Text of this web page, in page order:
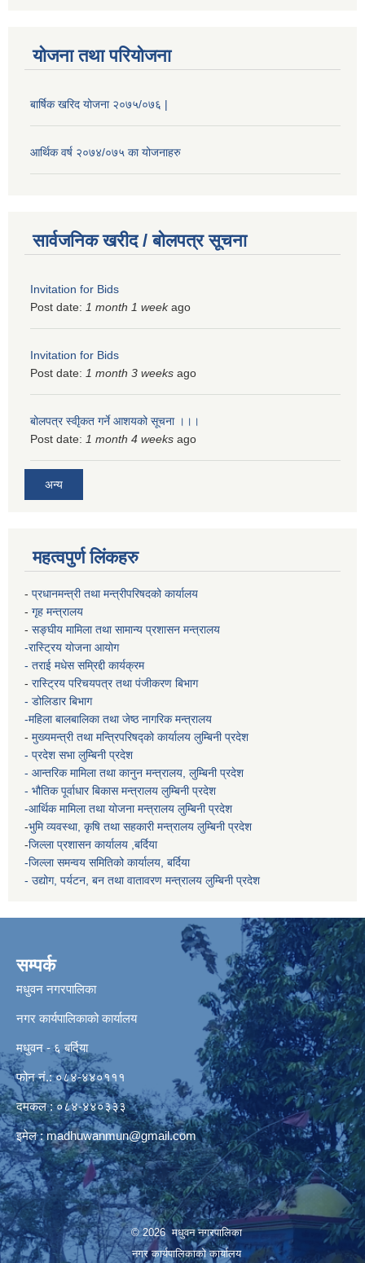
योजना तथा परियोजना
बार्षिक खरिद योजना २०७५/०७६ |
आर्थिक वर्ष २०७४/०७५ का योजनाहरु
सार्वजनिक खरीद / बोलपत्र सूचना
Invitation for Bids
Post date: 1 month 1 weekago
Invitation for Bids
Post date: 1 month 3 weeks ago
बोलपत्र स्वीृकत गर्ने आशयको सूचना ।।।
Post date: 1 month 4 weeks ago
अन्य
महत्वपुर्ण लिंकहरु
- प्रधानमन्त्री तथा मन्त्रीपरिषदको कार्यालय
- गृह मन्त्रालय
- सङ्घीय मामिला तथा सामान्य प्रशासन मन्त्रालय
-रास्ट्रिय योजना आयोग
- तराई मधेस सम्रिद्दी कार्यक्रम
- रास्ट्रिय परिचयपत्र तथा पंजीकरण बिभाग
- डोलिडार बिभाग
-महिला बालबालिका तथा जेष्ठ नागरिक मन्त्रालय
- मुख्यमन्त्री तथा मन्त्रिपरिषद्को कार्यालय लुम्बिनी प्रदेश
- प्रदेश सभा लुम्बिनी प्रदेश
- आन्तरिक मामिला तथा कानुन मन्त्रालय, लुम्बिनी प्रदेश
- भौतिक पूर्वाधार बिकास मन्त्रालय लुम्बिनी प्रदेश
-आर्थिक मामिला तथा योजना मन्त्रालय लुम्बिनी प्रदेश
-भुमि व्यवस्था, कृषि तथा सहकारी मन्त्रालय लुम्बिनी प्रदेश
-जिल्ला प्रशासन कार्यालय ,बर्दिया
-जिल्ला समन्वय समितिको कार्यालय, बर्दिया
- उद्योग, पर्यटन, बन तथा वातावरण मन्त्रालय लुम्बिनी प्रदेश
सम्पर्क
मधुवन नगरपालिका
नगर कार्यपालिकाको कार्यालय
मधुवन - ६ बर्दिया
फोन नं.: ०८४-४४०१११
दमकल : ०८४-४४०३३३
इमेल :madhuwanmun@gmail.com
© 2026 मधुवन नगरपालिका
नगर कार्यपालिकाको कार्यालय